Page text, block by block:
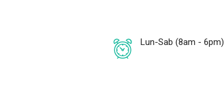
Lun-Sab (8am - 6pm)